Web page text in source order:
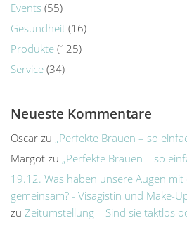
Events (55)
Gesundheit (16)
Produkte (125)
Service (34)
Neueste Kommentare
Oscar zu „Perfekte Brauen – so
Margot zu „Perfekte Brauen – so
19.12. Was haben unsere Augen mit
gemeinsam? - Visagistin und Make-
zu Zeitumstellung – Sind sie taktlos